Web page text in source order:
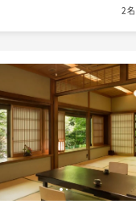
2名
12